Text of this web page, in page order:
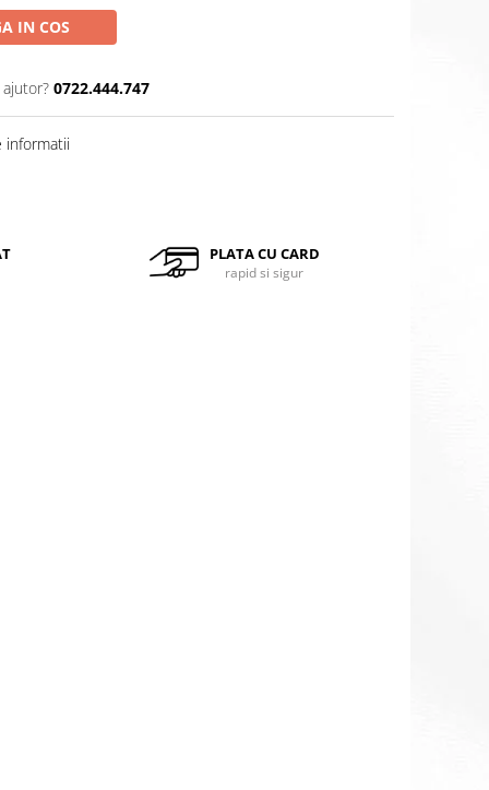
IN COS
0722.444.747
informatii
PLATA CU CARD
rapid si sigur